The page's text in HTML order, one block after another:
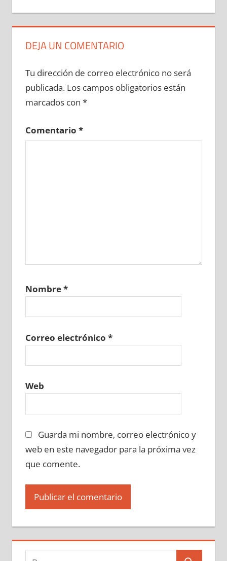
DEJA UN COMENTARIO
Tu dirección de correo electrónico no será
publicada. Los campos obligatorios están
marcados con *
Comentario *
Nombre*
Correo electrónico *
Web
Guarda mi nombre, correo electrónico y
web en este navegador para la próxima vez
que comente.